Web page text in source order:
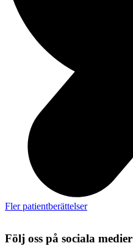
Fler patientberättelser
Följ oss på sociala medier